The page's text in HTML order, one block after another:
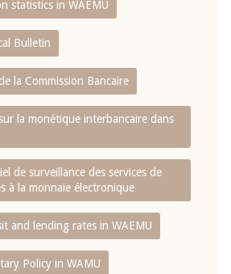
statistics in WAEMU
Bulletin
la Commission Bancaire
la monétique interbancaire dans
de surveillance des services de
à la monnaie électronique
and lending rates in WAEMU
Policy in WAMU